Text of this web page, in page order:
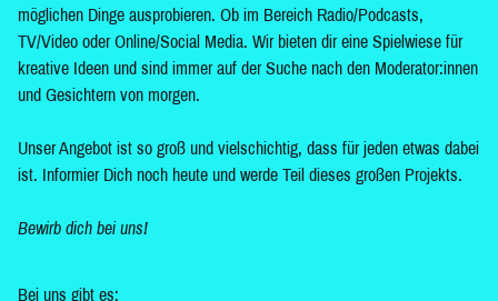
möglichen Dinge ausprobieren. Ob im Bereich Radio/Podcasts,
TV/Video oder Online/Social Media. Wir bieten dir eine Spielwiese für
kreative Ideen und sind immer auf der Suche nach den Moderator:innen
und Gesichtern von morgen.
Unser Angebot ist so groß und vielschichtig, dass für jeden etwas dabei
ist. Informier Dich noch heute und werde Teil dieses großen Projekts.
Bewirb dich bei uns!
Bei uns gibt es: